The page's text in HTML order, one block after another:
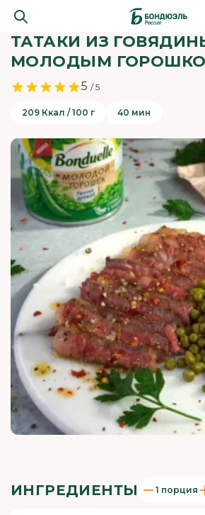
ТАТАКИ ИЗ
МОЛОДЫМ
5 / 5
209 Ккал / 100 г 40 мин
ИНГРЕДИЕНТЫ 1 порция